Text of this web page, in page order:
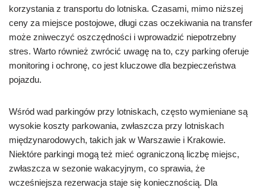
korzystania z transportu do lotniska. Czasami, mimo niższej
ceny za miejsce postojowe, długi czas oczekiwania na transfer
może zniweczyć oszczędności i wprowadzić niepotrzebny
stres. Warto również zwrócić uwagę na to, czy parking oferuje
monitoring i ochronę, co jest kluczowe dla bezpieczeństwa
pojazdu.
Wśród wad parkingów przy lotniskach, często wymieniane są
wysokie koszty parkowania, zwłaszcza przy lotniskach
międzynarodowych, takich jak w Warszawie i Krakowie.
Niektóre parkingi mogą też mieć ograniczoną liczbę miejsc,
zwłaszcza w sezonie wakacyjnym, co sprawia, że
wcześniejsza rezerwacja staje się koniecznością. Dla